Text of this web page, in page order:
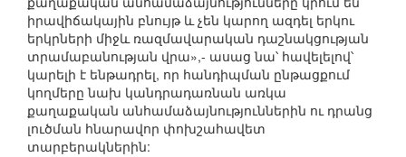
իրավիճակային բնույթ և չեն կարող ազդել երկու
երկրների միջև ռազմավարական դաշնակցության
տրամաբանության վրա»,- ասաց նա՝ հավելելով՝
կարելի է ենթադրել, որ հանդիպման ընթացքում
կողմերը նախ կանդրադառնան առկա
քաղաքական անհամաձայնություններին ու դրանց
լուծման հնարավոր փոխշահավետ
տարբերակներին: